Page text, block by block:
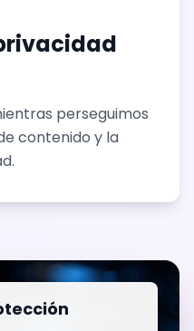
perseguimos
contenido y la